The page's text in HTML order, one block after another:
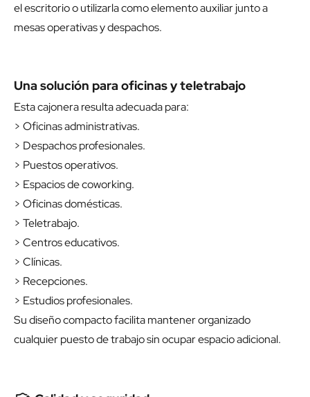
el escritorio o utilizarla como elemento auxiliar junto a
mesas operativas y despachos.
Una solución para oficinas y teletrabajo
Esta cajonera resulta adecuada para:
> Oficinas administrativas.
> Despachos profesionales.
> Puestos operativos.
> Espacios de coworking.
> Oficinas domésticas.
> Teletrabajo.
> Centros educativos.
> Clínicas.
> Recepciones.
> Estudios profesionales.
Su diseño compacto facilita mantener organizado
cualquier puesto de trabajo sin ocupar espacio adicional.